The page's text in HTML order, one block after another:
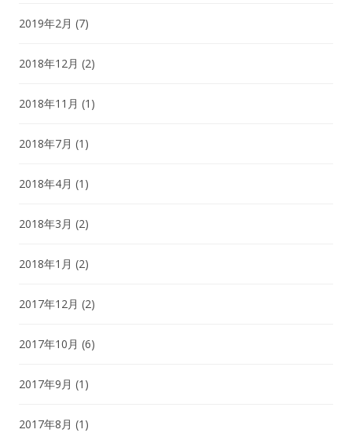
2019年2月 (7)
2018年12月 (2)
2018年11月 (1)
2018年7月 (1)
2018年4月 (1)
2018年3月 (2)
2018年1月 (2)
2017年12月 (2)
2017年10月 (6)
2017年9月 (1)
2017年8月 (1)